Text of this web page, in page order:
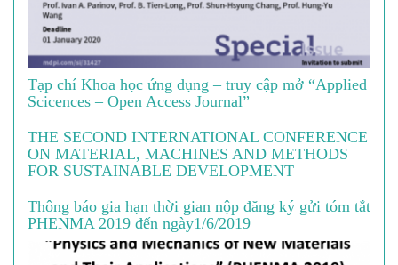
Tạp chí Khoa học ứng dụng – truy cập mở “Applied
Scicences – Open Access Journal”
THE SECOND INTERNATIONAL CONFERENCE
ON MATERIAL, MACHINES AND METHODS
FOR SUSTAINABLE DEVELOPMENT
Thông báo gia hạn thời gian nộp đăng ký gửi tóm tắt
PHENMA 2019 đến ngày1/6/2019